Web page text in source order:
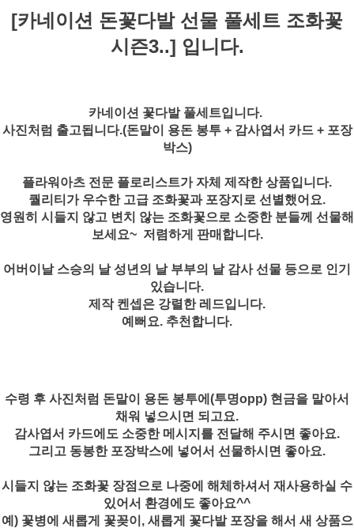
[카네이션 돈꽃다발 선물 풀세트 조화꽃
시즌3..] 입니다.
카네이션 꽃다발 풀세트입니다.
사진처럼 출고됩니다.(돈말이 용돈 봉투 + 감사엽서 카드 + 포장
박스)
플라워아츠 전문 플로리스트가 자체 제작한 상품입니다.
퀄리티가 우수한 고급 조화꽃과 포장지로 선별했어요.
영원히 시들지 않고 변치 않는 조화꽃으로 소중한 분들께 선물해
보세요~ 저렴하게 판매합니다.
어버이날 스승의 날 성년의 날 부부의 날 감사 선물 등으로 인기
있습니다.
제작 켄셉은 강렬한 레드입니다.
예뻐요. 추천합니다.
수령 후 사진처럼 돈말이 용돈 봉투에(투명opp) 현금을 말아서
채워 넣으시면 되고요.
감사엽서 카드에도 소중한 메시지를 전달해 주시면 좋아요.
그리고 동봉한 포장박스에 넣어서 선물하시면 좋아요.
시들지 않는 조화꽃 장점으로 나중에 해체하셔서 재사용하실 수
있어서 환경에도 좋아요^^
예) 꽃병에 새롭게 꽃꽂이, 새롭게 꽃다발 포장을 해서 새 상품으